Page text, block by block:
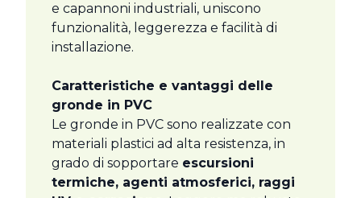
e capannoni industriali, uniscono
funzionalità, leggerezza e facilità di
installazione.
Caratteristiche e vantaggi delle
gronde in PVC
Le gronde in PVC sono realizzate con
materiali plastici ad alta resistenza, in
grado di sopportare escursioni
termiche, agenti atmosferici, raggi